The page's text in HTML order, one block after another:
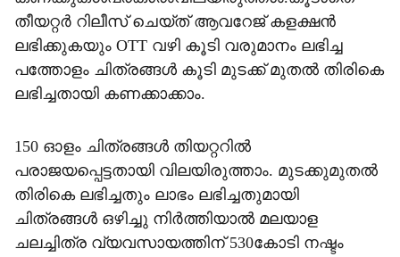
തീയറ്റർ റിലീസ് ചെയ്‌ത്‌ ആവറേജ് കളക്ഷൻ
ലഭിക്കുകയും OTT വഴി കൂടി വരുമാനം ലഭിച്ച
പത്തോളം ചിത്രങ്ങൾ കൂടി മുടക്ക് മുതൽ തിരികെ
ലഭിച്ചതായി കണക്കാക്കാം.
150 ഓളം ചിത്രങ്ങൾ തിയറ്ററിൽ
പരാജയപ്പെട്ടതായി വിലയിരുത്താം. മുടക്കുമുതൽ
തിരികെ ലഭിച്ചതും ലാഭം ലഭിച്ചതുമായി
ചിത്രങ്ങൾ ഒഴിച്ചു നിർത്തിയാൽ മലയാള
ചലച്ചിത്ര വ്യവസായത്തിന് 530കോടി നഷ്ടം